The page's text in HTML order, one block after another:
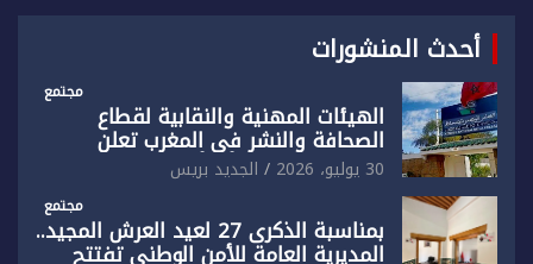
أحدث المنشورات
مجتمع
الهيئات المهنية والنقابية لقطاع
الصحافة والنشر في المغرب تعلن
رفضها القاطع لـ”أي أجندة انتخابية
مُعدة على مقاس سياسي ومصلحي
ضيق”
30 يوليو، 2026 الجديد بريس
مجتمع
بمناسبة الذكرى 27 لعيد العرش المجيد..
المديرية العامة للأمن الوطني تفتتح